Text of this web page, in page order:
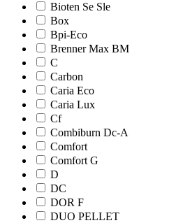
Bioten Se Sle
Box
Bpi-Eco
Brenner Max BM
C
Carbon
Caria Eco
Caria Lux
Cf
Combiburn Dc-A
Comfort
Comfort G
D
DC
DOR F
DUO PELLET